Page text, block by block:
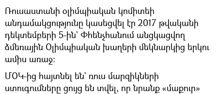
Ռուսաստանի օլիմպիական կոմիտեի
անդամակցությունը կասեցվել էր 2017 թվականի
դեկտեմբերի 5-ին` Փհենչհանում անցկացվող
ձմեռային Օլիմպիական խաղերի մեկնարկից երկու
ամիս առաջ։
ՄՕԿ-ից հայտնել են` ռուս մարզիկների
ստուգումները ցույց են տվել, որ նրանք «մաքուր»